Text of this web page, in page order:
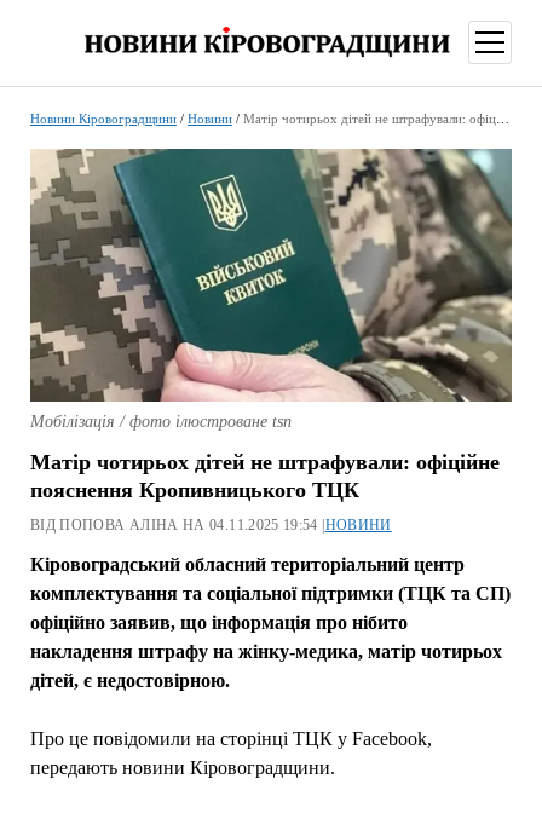
меню
Новини Кіровоградщини/ Новини/ Матір чотирьох дітей не штрафували: офіційне пояснення Кропивницького ТЦК
Мобілізація / фото ілюстроване tsn
Матір чотирьох дітей не штрафували: офіційне
пояснення Кропивницького ТЦК
ВІД ПОПОВА АЛІНА НА 04.11.2025 19:54 |НОВИНИ
Кіровоградський обласний територіальний центр
комплектування та соціальної підтримки (ТЦК та СП)
офіційно заявив, що інформація про нібито
накладення штрафу на жінку-медика, матір чотирьох
дітей, є недостовірною.
Про це повідомили на сторінці ТЦК у Facebook,
передають новини Кіровоградщини.